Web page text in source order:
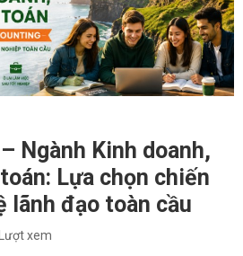
Ngành Kinh doanh,
Lựa chọn chiến
lãnh đạo toàn cầu
xem